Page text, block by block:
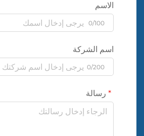
الاسم
0/100
اسم الشركة
0/200
رسالة